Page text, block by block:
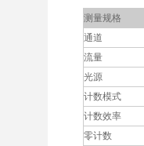
测量规格
通道
流量
光源
计数模式
计数效率
零计数